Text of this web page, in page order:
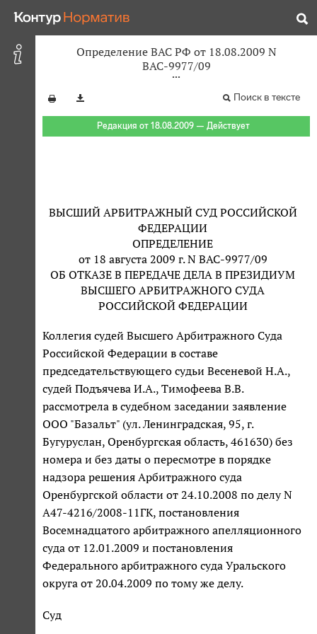
Определение ВАС РФ от 18.08.2009 N
ВАС-9977/09
Поиск в тексте
Редакция от 18.08.2009 — Действует
ВЫСШИЙ АРБИТРАЖНЫЙ СУД РОССИЙСКОЙ
ФЕДЕРАЦИИ
ОПРЕДЕЛЕНИЕ
от 18 августа 2009 г. N ВАС-9977/09
ОБ ОТКАЗЕ В ПЕРЕДАЧЕ ДЕЛА В ПРЕЗИДИУМ
ВЫСШЕГО АРБИТРАЖНОГО СУДА
РОССИЙСКОЙ ФЕДЕРАЦИИ
Коллегия судей Высшего Арбитражного Суда
Российской Федерации в составе
председательствующего судьи Весеневой Н.А.,
судей Подъячева И.А., Тимофеева В.В.
рассмотрела в судебном заседании заявление
ООО "Базальт" (ул. Ленинградская, 95, г.
Бугуруслан, Оренбургская область, 461630) без
номера и без даты о пересмотре в порядке
надзора решения Арбитражного суда
Оренбургской области от 24.10.2008 по делу N
А47-4216/2008-11ГК, постановления
Восемнадцатого арбитражного апелляционного
суда от 12.01.2009 и постановления
Федерального арбитражного суда Уральского
округа от 20.04.2009 по тому же делу.
Суд